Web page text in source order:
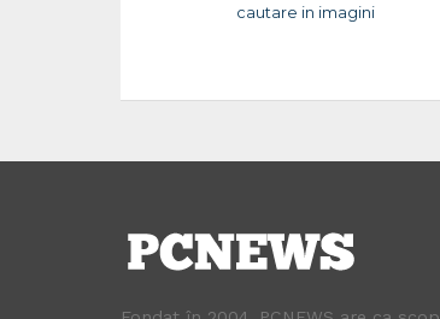
cautare in imagini